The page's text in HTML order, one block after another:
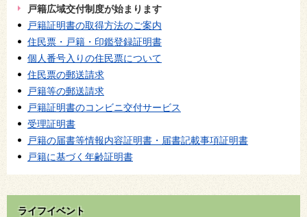
戸籍広域交付制度が始まります
戸籍証明書の取得方法のご案内
住民票・戸籍・印鑑登録証明書
個人番号入りの住民票について
住民票の郵送請求
戸籍等の郵送請求
戸籍証明書のコンビニ交付サービス
受理証明書
戸籍の届書等情報内容証明書・届書記載事項証明書
戸籍に基づく年齢証明書
ライフイベント